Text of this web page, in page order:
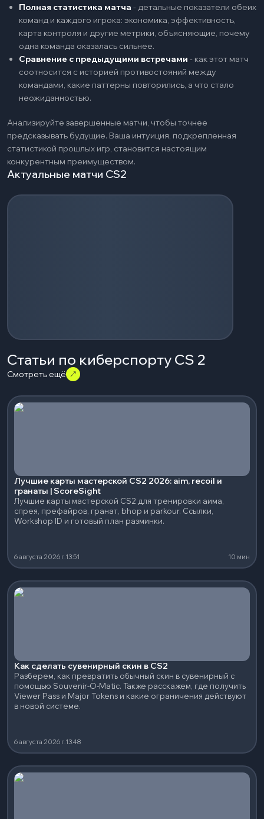
Полная статистика матча - детальные показатели обеих
команд и каждого игрока: экономика, эффективность,
карта контроля и другие метрики, объясняющие, почему
одна команда оказалась сильнее.
Сравнение с предыдущими встречами - как этот матч
соотносится с историей противостояний между
командами, какие паттерны повторились, а что стало
неожиданностью.
Анализируйте завершенные матчи, чтобы точнее
предсказывать будущие. Ваша интуиция, подкрепленная
статистикой прошлых игр, становится настоящим
конкурентным преимуществом.
Актуальные матчи CS2
Загрузка событий...
Статьи по киберспорту CS 2
Смотреть ещё
Лучшие карты мастерской CS2 2026: aim, recoil и
гранаты | ScoreSight
Лучшие карты мастерской CS2 для тренировки аима,
спрея, префайров, гранат, bhop и parkour. Ссылки,
Workshop ID и готовый план разминки.
6 августа 2026 г.13:51 10 мин
Как сделать сувенирный скин в CS2
Разберем, как превратить обычный скин в сувенирный с
помощью Souvenir-O-Matic. Также расскажем, где получить
Viewer Pass и Major Tokens и какие ограничения действуют
в новой системе.
6 августа 2026 г.13:48